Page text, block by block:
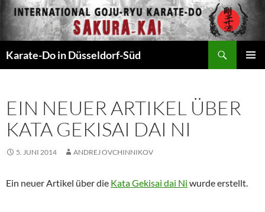
Zum
Inhalt
springen
Karate-Do in Düsseldorf-Süd
EIN NEUER ARTIKEL ÜBER
KATA GEKISAI DAI NI
5. JUNI 2014 ANDREJ OVCHINNIKOV
Ein neuer Artikel über die Kata Gekisai dai Ni wurde erstellt.